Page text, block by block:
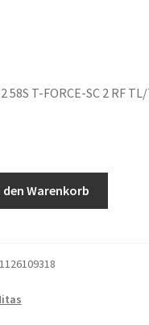
58S T-FORCE-SC 2 RF
den Warenkorb